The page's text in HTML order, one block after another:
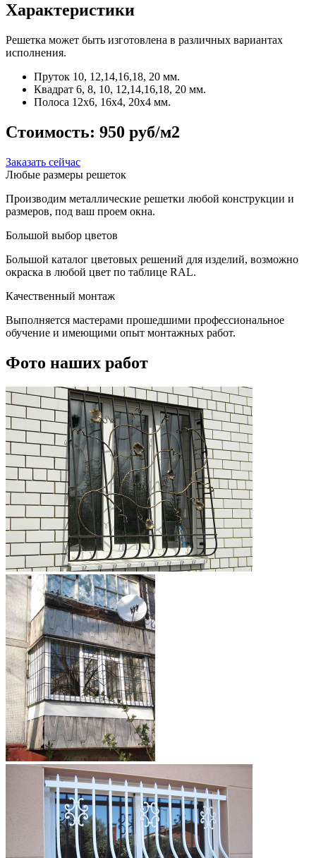
Характеристики
Решетка может быть изготовлена в различных вариантах
исполнения.
Пруток 10, 12,14,16,18, 20 мм.
Квадрат 6, 8, 10, 12,14,16,18, 20 мм.
Полоса 12x6, 16x4, 20x4 мм.
Стоимость: 950 руб/м2
Заказать сейчас
Любые размеры решеток
Производим металлические решетки любой конструкции и
размеров, под ваш проем окна.
Большой выбор цветов
Большой каталог цветовых решений для изделий, возможно
окраска в любой цвет по таблице RAL.
Качественный монтаж
Выполняется мастерами прошедшими профессиональное
обучение и имеющими опыт монтажных работ.
Фото наших работ